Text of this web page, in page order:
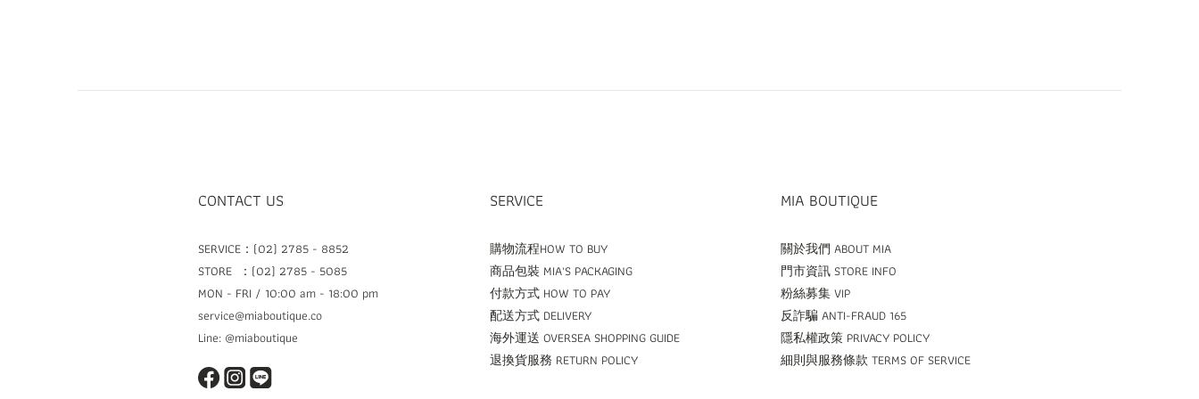
CONTACT US
SERVICE：(02) 2785 - 8852
STORE ：(02) 2785 - 5085
MON - FRI / 10:00 am - 18:00 pm
service@miaboutique.co
Line: @miaboutique
SERVICE
購物流程HOW TO BUY
商品包裝 MIA'S PACKAGING
付款方式 HOW TO PAY
配送方式 DELIVERY
海外運送 OVERSEA SHOPPING GUIDE
退換貨服務 RETURN POLICY
MIA BOUTIQUE
關於我們 ABOUT MIA
門市資訊 STORE INFO
粉絲募集 VIP
反詐騙 ANTI-FRAUD 165
隱私權政策 PRIVACY POLICY
細則與服務條款 TERMS OF SERVICE